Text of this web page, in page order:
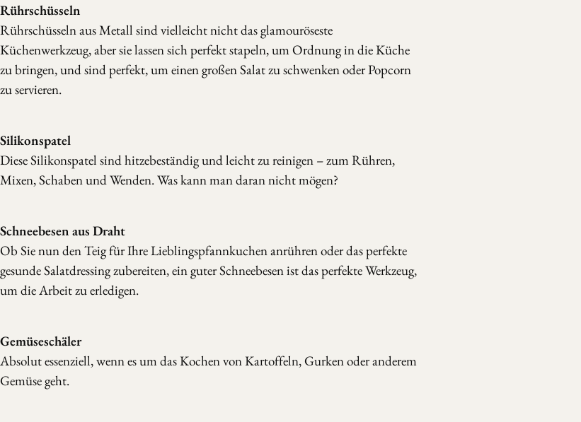
Rührschüsseln
Rührschüsseln aus Metall sind vielleicht nicht das glamouröseste
Küchenwerkzeug, aber sie lassen sich perfekt stapeln, um Ordnung in die Küche
zu bringen, und sind perfekt, um einen großen Salat zu schwenken oder Popcorn
zu servieren.
Silikonspatel
Diese Silikonspatel sind hitzebeständig und leicht zu reinigen – zum Rühren,
Mixen, Schaben und Wenden. Was kann man daran nicht mögen?
Schneebesen aus Draht
Ob Sie nun den Teig für Ihre Lieblingspfannkuchen anrühren oder das perfekte
gesunde Salatdressing zubereiten, ein guter Schneebesen ist das perfekte Werkzeug,
um die Arbeit zu erledigen.
Gemüseschäler
Absolut essenziell, wenn es um das Kochen von Kartoffeln, Gurken oder anderem
Gemüse geht.